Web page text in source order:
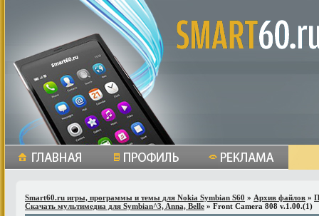
Smart60.ru игры, программы и темы для Nokia Symbian S60 » Архив файлов »
Скачать мультимедиа для Symbian^3, Anna, Belle » Front Camera 808 v.1.00.(1)